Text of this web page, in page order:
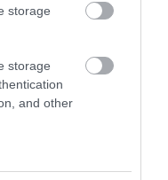
storage
storage
and other
megrendezett
szabadtéri
idilli helyen, a
pedig